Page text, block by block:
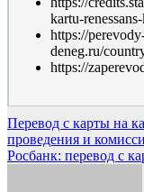
kartu-
https://
deneg.ru/
https://
Навигация
по
Перевод с карты на
проведения и
Росбанк: перевод с